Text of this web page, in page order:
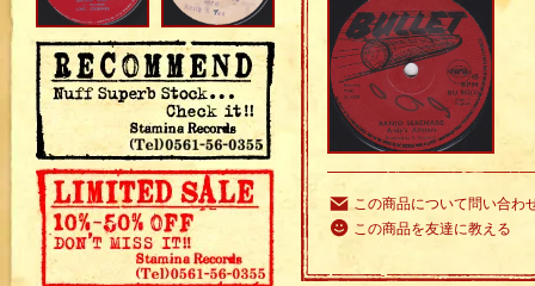
この商品について問い合わ
この商品を友達に教える